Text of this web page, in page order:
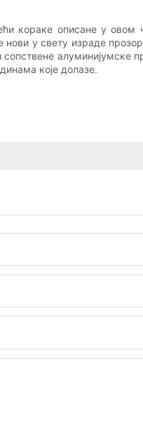
кораке описане у овом
у свету израде
алуминијумске
које долазе.